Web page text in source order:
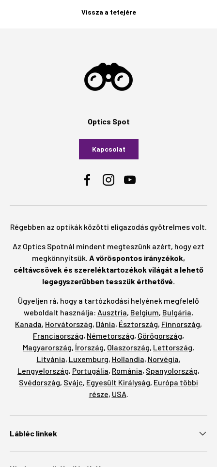
Vissza a tetejére
Optics Spot
Kapcsolat
FacebookInstagramYouTube
Régebben az optikák közötti eligazodás gyötrelmes volt.
Az Optics Spotnál mindent megteszünk azért, hogy ezt
megkönnyítsük. A vöröspontos irányzékok,
céltávcsövek és szereléktartozékok világát a lehető
legegyszerűbben tesszük érthetővé.
Ügyeljen rá, hogy a tartózkodási helyének megfelelő
weboldalt használja: Ausztria, Belgium, Bulgária,
Kanada, Horvátország, Dánia, Észtország, Finnország,
Franciaország, Németország, Görögország,
Magyarország, Írország, Olaszország, Lettország,
Litvánia, Luxemburg, Hollandia, Norvégia,
Lengyelország, Portugália, Románia, Spanyolország,
Svédország, Svájc, Egyesült Királyság, Európa többi
része, USA.
Lábléc linkek